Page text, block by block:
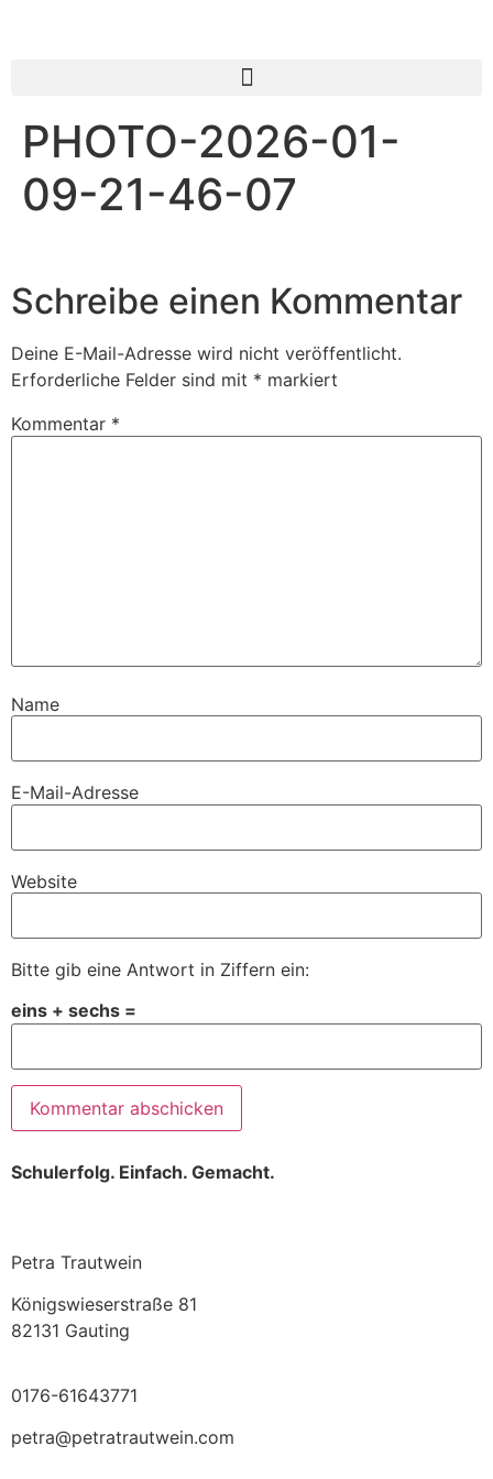
PHOTO-2026-01-
09-21-46-07
Schreibe einen Kommentar
Deine E-Mail-Adresse wird nicht veröffentlicht.
Erforderliche Felder sind mit * markiert
Kommentar *
Name
E-Mail-Adresse
Website
Bitte gib eine Antwort in Ziffern ein:
eins + sechs =
Schulerfolg. Einfach. Gemacht.
Petra Trautwein
Königswieserstraße 81
82131 Gauting
0176-61643771
petra@petratrautwein.com